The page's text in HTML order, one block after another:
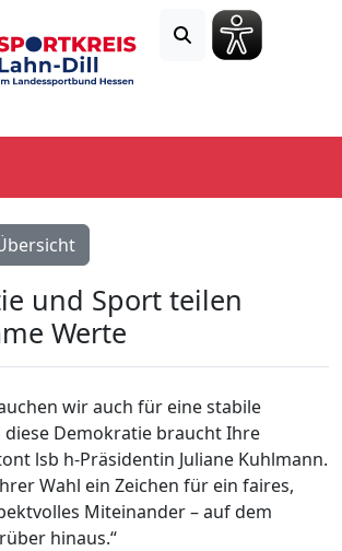
und Sport teilen
Werte
wir auch für eine stabile
Demokratie braucht Ihre
lsb h-Präsidentin Juliane Kuhlmann.
Wahl ein Zeichen für ein faires,
Miteinander – auf dem
hinaus.“